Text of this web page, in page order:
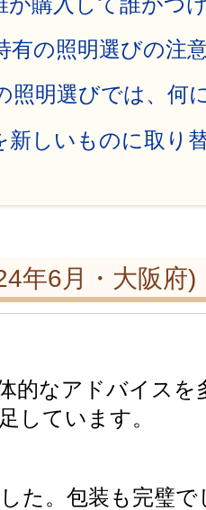
有の照明選びの注
照明選びでは、何
新しいものに取り
年6月・大阪府)
的なアドバイスを
しています。
た。包装も完璧で